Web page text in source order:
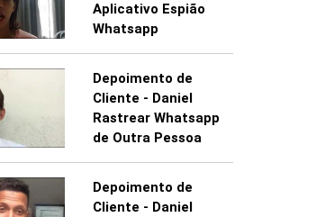
Aplicativo Espião
Whatsapp
Depoimento de
Cliente - Daniel
Rastrear Whatsapp
de Outra Pessoa
Depoimento de
Cliente - Daniel